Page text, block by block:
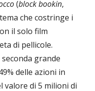
(block bookin,
che costringe i
il solo film
di pellicole.
grande
delle azioni in
valore di 5 milioni di